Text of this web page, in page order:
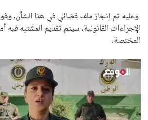
وعليه تم إنجاز ملف قضائي في هذا الشأن،
الإجراءات القانونية، سيتم تقديم المشتبه فيه
المختصة.